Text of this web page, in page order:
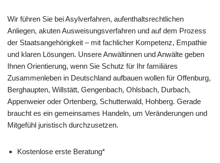
Wir führen Sie bei Asylverfahren, aufenthaltsrechtlichen
Anliegen, akuten Ausweisungsverfahren und auf dem Prozess
der Staatsangehörigkeit – mit fachlicher Kompetenz, Empathie
und klaren Lösungen. Unsere Anwältinnen und Anwälte geben
Ihnen Orientierung, wenn Sie Schutz für Ihr familiäres
Zusammenleben in Deutschland aufbauen wollen für Offenburg,
Berghaupten, Willstätt, Gengenbach, Ohlsbach, Durbach,
Appenweier oder Ortenberg, Schutterwald, Hohberg. Gerade
braucht es ein gemeinsames Handeln, um Veränderungen und
Mitgefühl juristisch durchzusetzen.
Kostenlose erste Beratung*